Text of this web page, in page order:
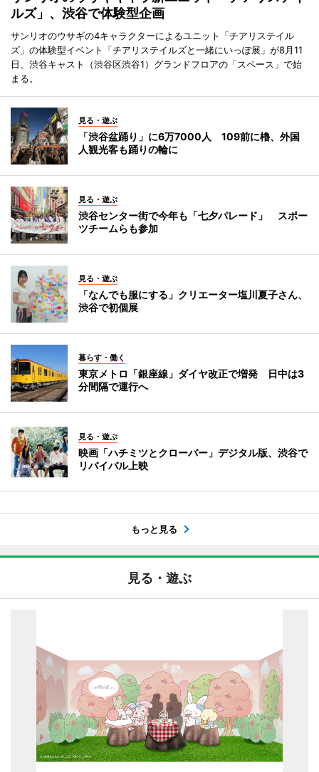
ルズ」、渋谷で体験型企画
サンリオのウサギの4キャラクターによるユニット「チアリステイル
ズ」の体験型イベント「チアリステイルズと一緒にいっぽ展」が8月11
日、渋谷キャスト（渋谷区渋谷1）グランドフロアの「スペース」で始
まる。
見る・遊ぶ
「渋谷盆踊り」に6万7000人 109前に櫓、外国
人観光客も踊りの輪に
見る・遊ぶ
渋谷センター街で今年も「七夕パレード」 スポー
ツチームらも参加
見る・遊ぶ
「なんでも服にする」クリエーター塩川夏子さん、
渋谷で初個展
暮らす・働く
東京メトロ「銀座線」ダイヤ改正で増発 日中は3
分間隔で運行へ
見る・遊ぶ
映画「ハチミツとクローバー」デジタル版、渋谷で
リバイバル上映
もっと見る
見る・遊ぶ